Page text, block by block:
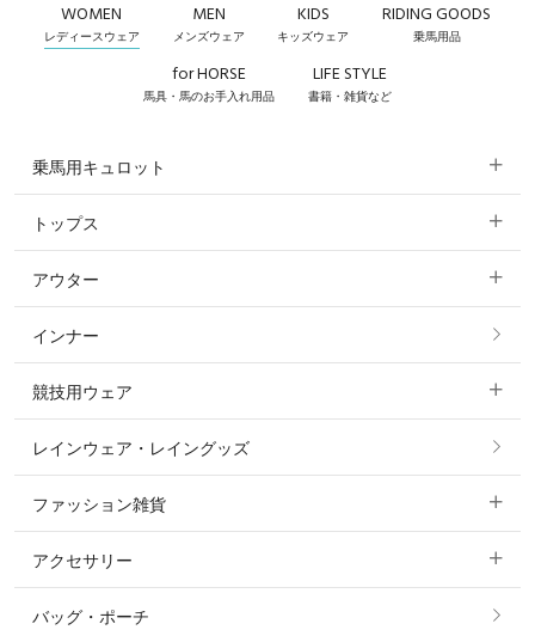
WOMEN
レディースウェア
MEN
メンズウェア
KIDS
キッズウェア
RIDING GOODS
乗馬用品
for HORSE
馬具・馬のお手入れ用品
LIFE STYLE
書籍・雑貨など
乗馬用キュロット
すべてのキュロット
フルグリップ・尻革 キュロット
ニーグリップ・膝革 キュロット
トップス
すべてのトップス
ポロシャツ
カットソー・Tシャツ・タンクトップ
パーカー・トレーナー・スウェット
ニット・セーター
アウター
すべてのアウター
コート
ジャケット・ブルゾン
その他 アウター
インナー
競技用ウェア
すべての競技用ウェア
ショージャケット
ショーシャツ
レインウェア・レイングッズ
ファッション雑貨
すべてのファッション雑貨
ソックス
アクセサリー
すべてのアクセサリー
バッグ・ポーチ